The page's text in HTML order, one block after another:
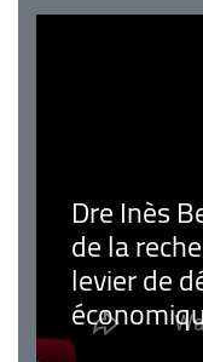
Dre Inès
de la
levier de